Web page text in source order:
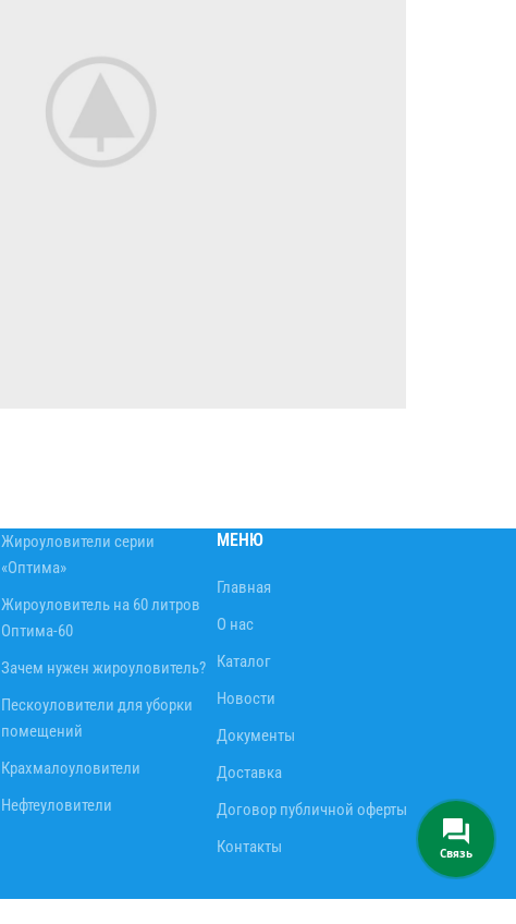
Жироуловители серии
«Оптима»
Жироуловитель на 60 литров
Оптима-60
Зачем нужен жироуловитель?
Пескоуловители для уборки
помещений
Крахмалоуловители
Нефтеуловители
МЕНЮ
Главная
О нас
Каталог
Новости
Документы
Доставка
Договор публичной оферты
Контакты
Связь